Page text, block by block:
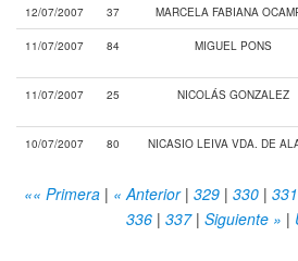
12/07/2007 37 MARCELA FABIANA
11/07/2007 84 MIGUEL PONS
11/07/2007 25 NICOLÁS GONZALEZ
10/07/2007 80 NICASIO LEIVA VDA. DE
«« Primera | « Anterior| 329 | 330 | 331
336 |337|Siguiente » |